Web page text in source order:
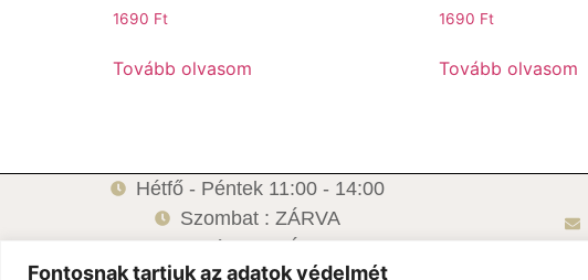
Fontosnak tartjuk az adatok védelmét
1690 Ft
Tovább olvasom
1690 Ft
Tovább olvasom
Hétfő - Péntek 11:00 - 14:00
Szombat : ZÁRVA
Vasárnap: ZÁRVA